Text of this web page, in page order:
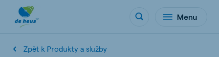
Menu
Zpět k Produkty a služby